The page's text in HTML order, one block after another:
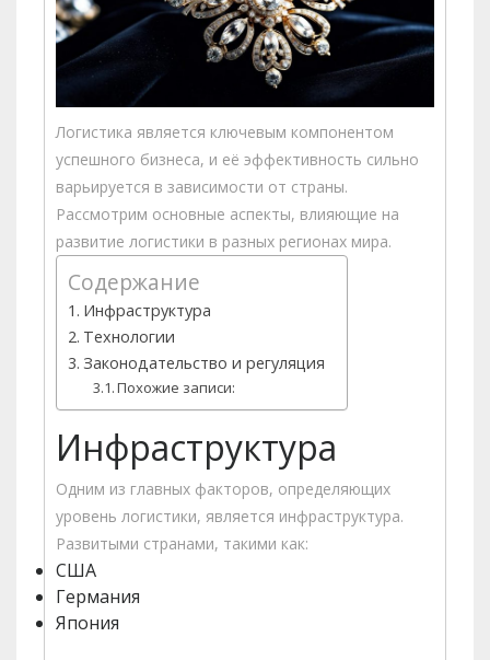
Логистика является ключевым компонентом
успешного бизнеса, и её эффективность сильно
варьируется в зависимости от страны.
Рассмотрим основные аспекты, влияющие на
развитие логистики в разных регионах мира.
Содержание
Инфраструктура
Технологии
Законодательство и регуляция
Похожие записи:
Инфраструктура
Одним из главных факторов, определяющих
уровень логистики, является инфраструктура.
Развитыми странами, такими как:
США
Германия
Япония